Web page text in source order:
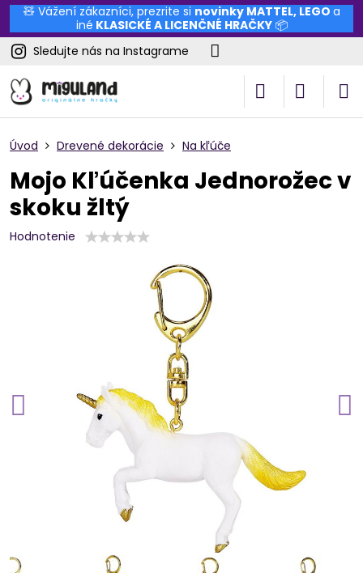
🧸 Vážení zákazníci, prezrite si novinky MATTEL, LEGO a
iné KLASICKÉ A LICENČNÉ HRAČKY📦
Sledujte nás na Instagrame
Úvod Drevené dekorácie Na kľúče
Mojo Kľúčenka Jednorožec v
skoku žltý
Hodnotenie